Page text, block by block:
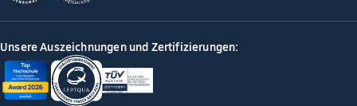
Unsere Auszeichnungen und Zertifizierungen: